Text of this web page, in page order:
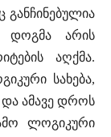
განჩინებულია
დოგმა არის
აღქმა.
სახება,
ამავე დროს
ლოგიკური